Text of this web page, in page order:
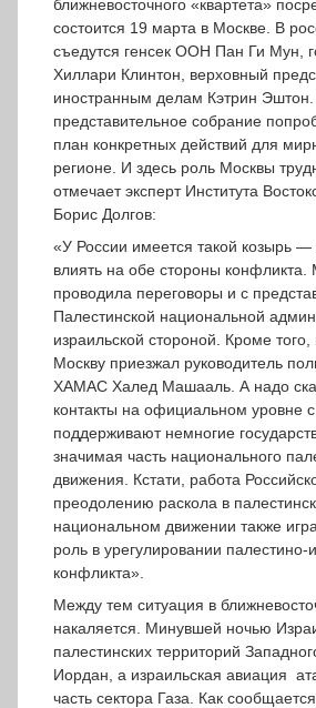
ближневосточного «квартета»
состоится 19 марта в Москве. В
съедутся генсек ООН Пан Ги Мун,
Хиллари Клинтон, верховный
иностранным делам Кэтрин
представительное собрание
план конкретных действий для
регионе. И здесь роль Москвы
отмечает эксперт Института
Борис Долгов:
«У России имеется такой козырь —
влиять на обе стороны конфликта.
проводила переговоры и с
Палестинской национальной
израильской стороной. Кроме того,
Москву приезжал руководитель
ХАМАС Халед Машааль. А надо
контакты на официальном уровне
поддерживают немногие
значимая часть национального
движения. Кстати, работа
преодолению раскола в
национальном движении также
роль в урегулировании палестино-
конфликта».
Между тем ситуация в
накаляется. Минувшей ночью
палестинских территорий
Иордан, а израильская авиация
часть сектора Газа. Как